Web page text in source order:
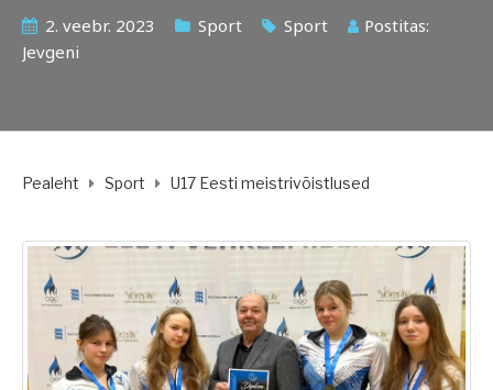
2. veebr. 2023 Sport Sport
Postitas:
Jevgeni
Pealeht Sport U17 Eesti meistrivõistlused